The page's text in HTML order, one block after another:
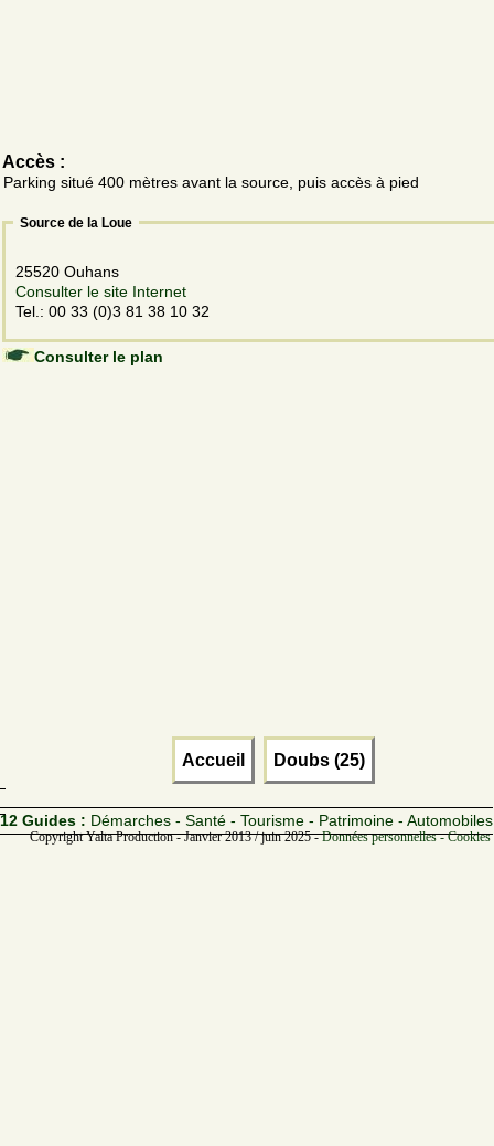
Accès :
Parking situé 400 mètres avant la source, puis accès à pied
Source de la Loue
25520 Ouhans
Consulter le site Internet
Tel.: 00 33 (0)3 81 38 10 32
Consulter le plan
Accueil Doubs (25)
12 Guides : Démarches - Santé - Tourisme - Patrimoine - Automobiles
Copyright Yalta Production - Janvier 2013 / juin 2025 -Données personnelles -